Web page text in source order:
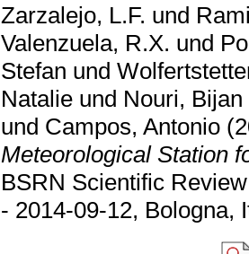
Zarzalejo, L.F. und
Valenzuela, R.X. und
Stefan und
Natalie und Nouri, Bijan
und Campos, Antonio
Meteorological Station
BSRN Scientific
- 2014-09-12, Bologna,